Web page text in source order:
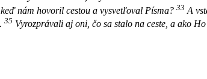
nám hovoril cestou a vysvetľoval Písma? 33 A
35 Vyrozprávali aj oni, čo sa stalo na ceste, a ako